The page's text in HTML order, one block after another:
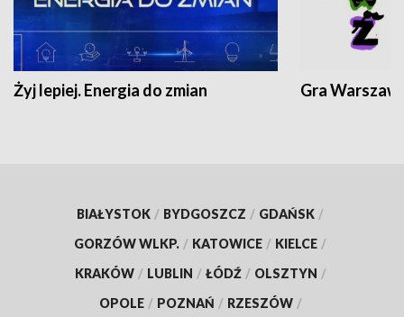
Żyj lepiej. Energia do zmian Gra
BIAŁYSTOK / BYDGOSZCZ / GDAŃSK /
GORZÓW WLKP. / KATOWICE / KIELCE /
KRAKÓW / LUBLIN / ŁÓDŹ / OLSZTYN /
OPOLE / POZNAŃ / RZESZÓW /